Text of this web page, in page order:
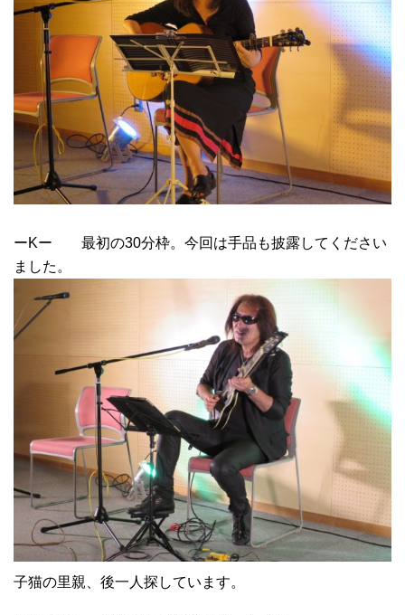
ーKー 最初の30分枠。今回は手品も披露してください
ました。
子猫の里親、後一人探しています。